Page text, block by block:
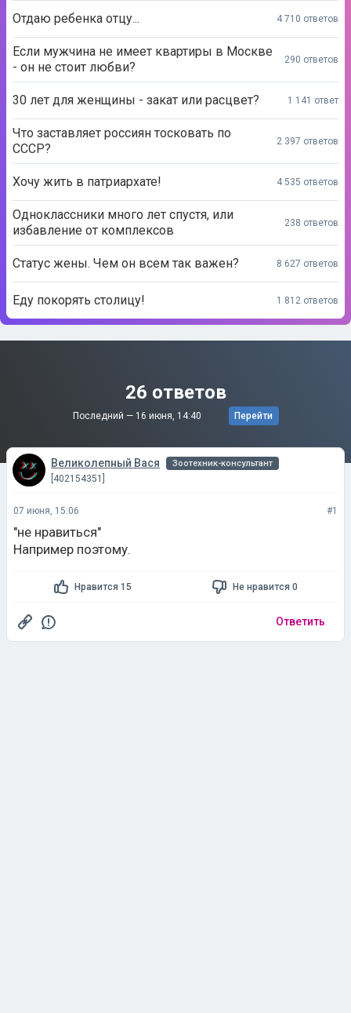
Отдаю ребенка отцу... 4 710 ответов
Если мужчина не имеет квартиры в Москве
- он не стоит любви?
290 ответов
30 лет для женщины - закат или расцвет? 1 141 ответ
Что заставляет россиян тосковать по
СССР?
2 397 ответов
Хочу жить в патриархате! 4 535 ответов
Одноклассники много лет спустя, или
избавление от комплексов
238 ответов
Статус жены. Чем он всем так важен? 8 627 ответов
Еду покорять столицу! 1 812 ответов
26 ответов
Последний — 16 июня, 14:40 Перейти
Великолепный Вася Зоотехник-консультант
[402154351]
07 июня, 15:06 #1
"не нравиться"
Например поэтому.
Нравится 15 Не нравится 0
Ответить